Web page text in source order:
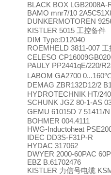
BLACK BOX LGB2008A-
BAMO mnr7/10
DUNKERMOTOREN
KISTLER 5015 工控备件
DIM Type:D12040
ROEMHELD 3811-007 工
CELESO
PAULY PP2441qE/220/
LABOM GA2700
DEMAG ZBR132D12/2
HYDROTECHNIK HT/
SCHUNK JGZ 80-1-AS
GEMU 61015D 7 51411/
BOHMER 004.4111
HWG-Inductoheat
IDEC DD3S-F31P-R
HYDAC 317062
DWYER 2000-60PAC
EBZ B.61702476
KISTLER 力信号电缆